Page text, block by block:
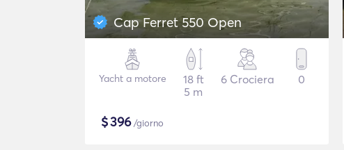
Cap Ferret 550 Open
Yacht a motore
18 ft
5 m
6 Crociera 0
$396/giorno